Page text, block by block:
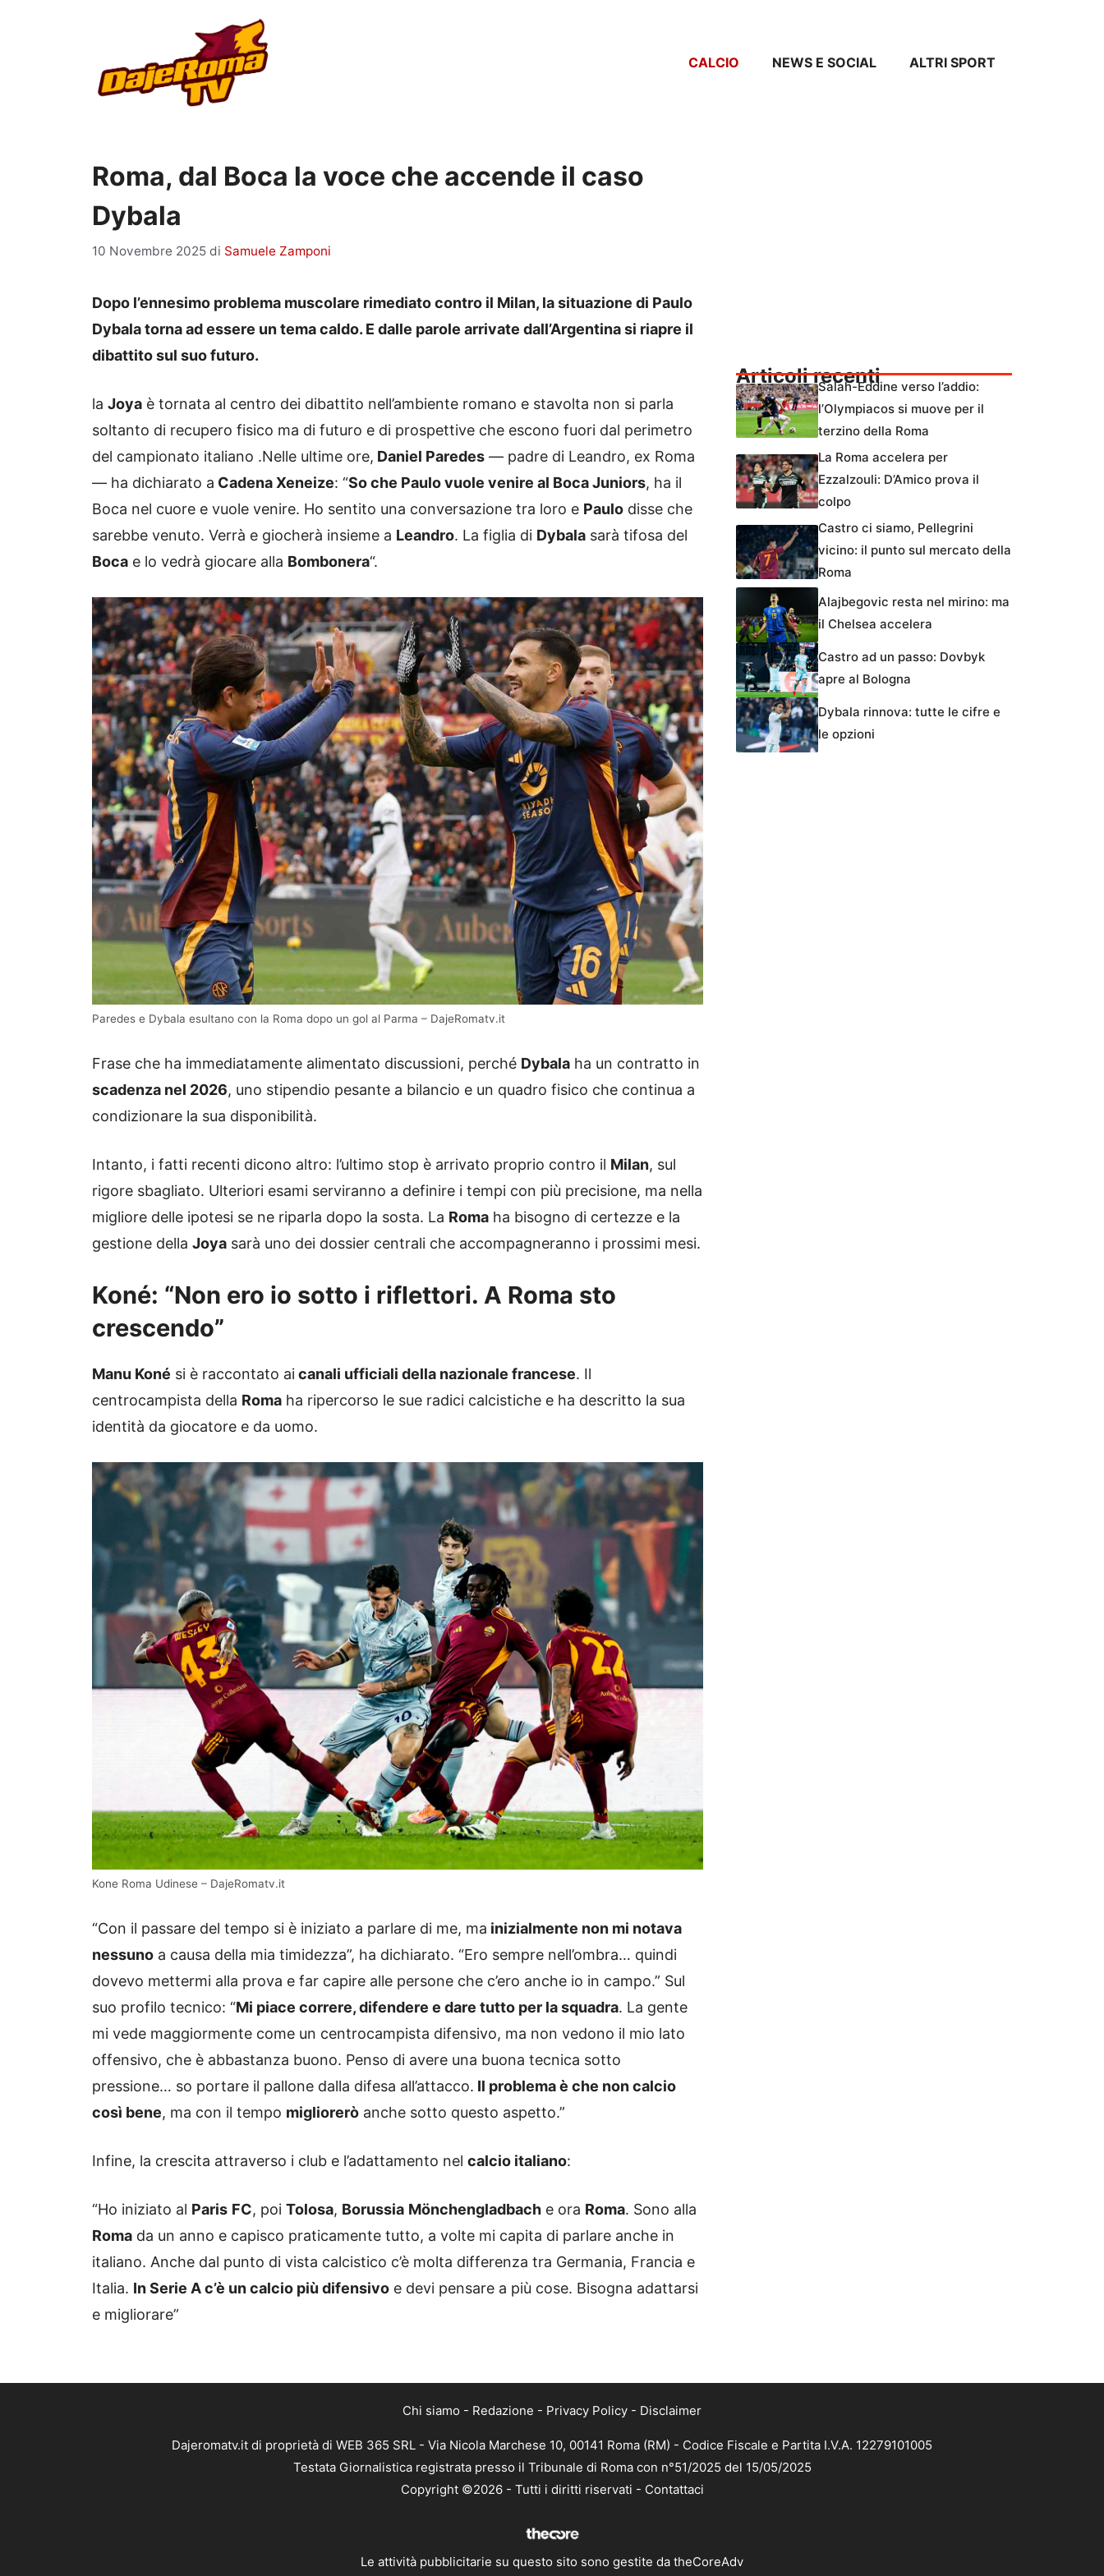
CALCIO NEWS E SOCIAL ALTRI SPORT
Roma, dal Boca la voce che accende il caso
Dybala
10 Novembre 2025 di Samuele Zamponi
Dopo l’ennesimo problema muscolare rimediato contro il Milan, la situazione di Paulo
Dybala torna ad essere un tema caldo. E dalle parole arrivate dall’Argentina si riapre il
dibattito sul suo futuro.
la Joya è tornata al centro dei dibattito nell’ambiente romano e stavolta non si parla
soltanto di recupero fisico ma di futuro e di prospettive che escono fuori dal perimetro
del campionato italiano .Nelle ultime ore, Daniel Paredes — padre di Leandro, ex Roma
— ha dichiarato a Cadena Xeneize: “So che Paulo vuole venire al Boca Juniors, ha il
Boca nel cuore e vuole venire. Ho sentito una conversazione tra loro e Paulo disse che
sarebbe venuto. Verrà e giocherà insieme a Leandro. La figlia di Dybala sarà tifosa del
Boca e lo vedrà giocare alla Bombonera“.
Paredes e Dybala esultano con la Roma dopo un gol al Parma – DajeRomatv.it
Frase che ha immediatamente alimentato discussioni, perché Dybala ha un contratto in
scadenza nel 2026, uno stipendio pesante a bilancio e un quadro fisico che continua a
condizionare la sua disponibilità.
Intanto, i fatti recenti dicono altro: l’ultimo stop è arrivato proprio contro il Milan, sul
rigore sbagliato. Ulteriori esami serviranno a definire i tempi con più precisione, ma nella
migliore delle ipotesi se ne riparla dopo la sosta. La Roma ha bisogno di certezze e la
gestione della Joya sarà uno dei dossier centrali che accompagneranno i prossimi mesi.
Koné: “Non ero io sotto i riflettori. A Roma sto
crescendo”
Manu Koné si è raccontato aicanali ufficiali della nazionale francese. Il
centrocampista della Roma ha ripercorso le sue radici calcistiche e ha descritto la sua
identità da giocatore e da uomo.
Kone Roma Udinese – DajeRomatv.it
“Con il passare del tempo si è iniziato a parlare di me, ma inizialmente non mi notava
nessuno a causa della mia timidezza”, ha dichiarato. “Ero sempre nell’ombra… quindi
dovevo mettermi alla prova e far capire alle persone che c’ero anche io in campo.” Sul
suo profilo tecnico: “Mi piace correre, difendere e dare tutto per la squadra. La gente
mi vede maggiormente come un centrocampista difensivo, ma non vedono il mio lato
offensivo, che è abbastanza buono. Penso di avere una buona tecnica sotto
pressione… so portare il pallone dalla difesa all’attacco. Il problema è che non calcio
così bene, ma con il tempo migliorerò anche sotto questo aspetto.”
Infine, la crescita attraverso i club e l’adattamento nel calcio italiano:
“Ho iniziato al Paris FC, poi Tolosa, Borussia Mönchengladbach e ora Roma. Sono alla
Roma da un anno e capisco praticamente tutto, a volte mi capita di parlare anche in
italiano. Anche dal punto di vista calcistico c’è molta differenza tra Germania, Francia e
Italia. In Serie A c’è un calcio più difensivo e devi pensare a più cose. Bisogna adattarsi
e migliorare”
Articoli recentiSalah-Eddine verso l’addio:
l’Olympiacos si muove per il
terzino della Roma
La Roma accelera per
Ezzalzouli: D’Amico prova il
colpo
Castro ci siamo, Pellegrini
vicino: il punto sul mercato della
Roma
Alajbegovic resta nel mirino: ma
il Chelsea accelera
Castro ad un passo: Dovbyk
apre al Bologna
Dybala rinnova: tutte le cifre e
le opzioni
Chi siamo - Redazione - Privacy Policy - Disclaimer
Dajeromatv.it di proprietà di WEB 365 SRL - Via Nicola Marchese 10, 00141 Roma (RM) - Codice Fiscale e Partita I.V.A. 12279101005
Testata Giornalistica registrata presso il Tribunale di Roma con n°51/2025 del 15/05/2025
Copyright ©2026 - Tutti i diritti riservati - Contattaci
Le attività pubblicitarie su questo sito sono gestite da theCoreAdv